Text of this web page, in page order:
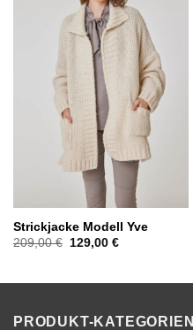
Strickjacke Modell Yve
209,00€
Ursprünglicher
129,00 €Aktueller
PRODUKT-KATEGORIEN